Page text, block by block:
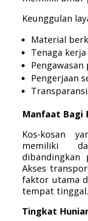
Keunggulan
Material
Tenaga
Pengerjaan
Manfaat Bagi
Kos-kosan
memiliki
Akses
faktor utama
tempat tinggal.
Tingkat